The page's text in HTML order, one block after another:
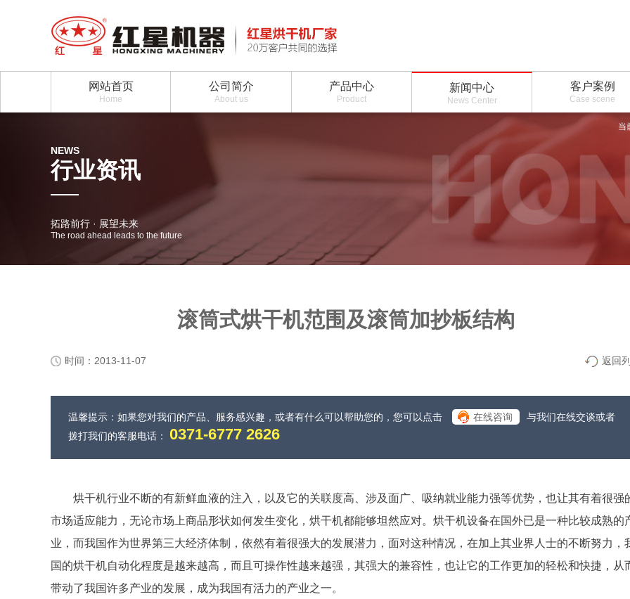
网站首页
Home
公司简介
About us
产品中心
Product
新闻中心
News Center
客户案例
Case scene
当
NEWS
行业资讯
拓路前行 · 展望未来
The road ahead leads to the future
滚筒式烘干机范围及滚筒加抄板结构
时间：2013-11-07 返回
温馨提示：如果您对我们的产品、服务感兴趣，或者有什么可以帮助您的，您可以点击 在线咨询
与我们在线交谈或者
拨打我们的客服电话： 0371-6777 2626
烘干机行业不断的有新鲜血液的注入，以及它的关联度高、涉及面广、吸纳就业能力强等优势，也让其有着很强
市场适应能力，无论市场上商品形状如何发生变化，烘干机都能够坦然应对。烘干机设备在国外已是一种比较成熟的
业，而我国作为世界第三大经济体制，依然有着很强大的发展潜力，面对这种情况，在加上其业界人士的不断努力，
国的烘干机自动化程度是越来越高，而且可操作性越来越强，其强大的兼容性，也让它的工作更加的轻松和快捷，从
带动了我国许多产业的发展，成为我国有活力的产业之一。